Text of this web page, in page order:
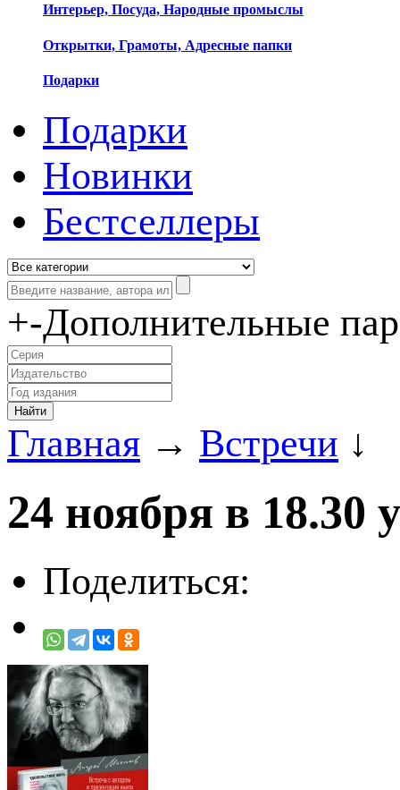
Интерьер, Посуда, Народные промыслы
Открытки, Грамоты, Адресные папки
Подарки
Подарки
Новинки
Бестселлеры
+-Дополнительные
Главная → Встречи ↓
24 ноября в 18.30
Поделиться: